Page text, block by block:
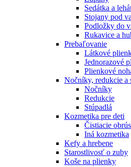
Sedátka a
Stojany pod
Podložky do
Rukavice a
Prebaľovanie
Látkové
Jednorazové
Plienkové
Nočníky, redukcie a
Nočníky
Redukcie
Stúpadlá
Kozmetika pre deti
Čistiacie
Iná kozmetika
Kefy a hrebene
Starostlivosť o zuby
Koše na plienky